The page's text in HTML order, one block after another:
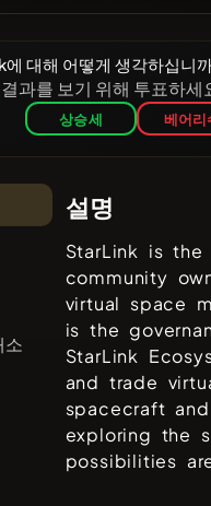
대해 어떻게 생각하십니
과를 보기 위해 투표하세
상승세 베어리
소
설명
StarLink is
community
virtual space
is the
StarLink
and trade
spacecraft
exploring the
possibilities